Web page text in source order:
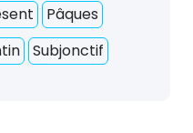
Pâques
Subjonctif